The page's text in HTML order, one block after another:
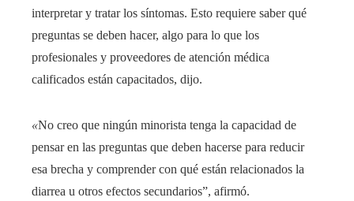
interpretar y tratar los síntomas. Esto requiere saber qué
preguntas se deben hacer, algo para lo que los
profesionales y proveedores de atención médica
calificados están capacitados, dijo.
«No creo que ningún minorista tenga la capacidad de
pensar en las preguntas que deben hacerse para reducir
esa brecha y comprender con qué están relacionados la
diarrea u otros efectos secundarios”, afirmó.